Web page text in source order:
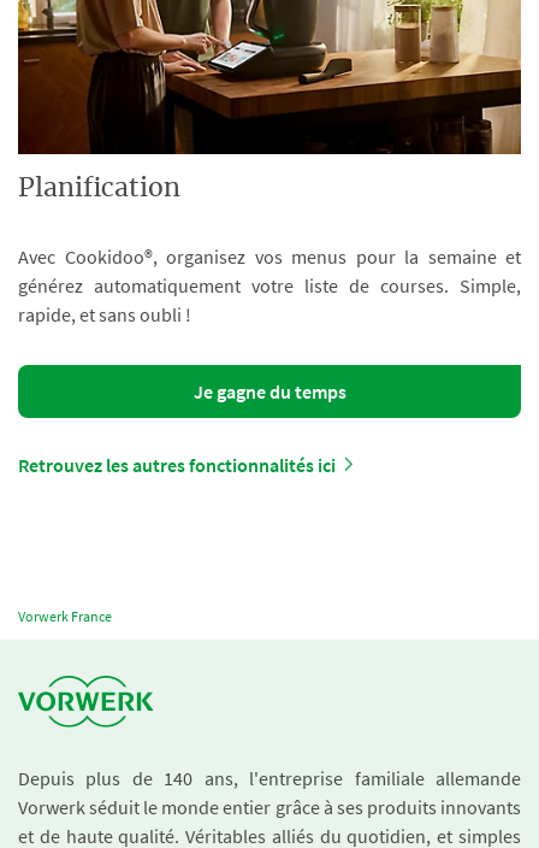
Planification
Avec Cookidoo®, organisez vos menus pour la semaine et
générez automatiquement votre liste de courses. Simple,
rapide, et sans oubli !
Je gagne du temps
Retrouvez les autres fonctionnalités ici
Vorwerk France
Depuis plus de 140 ans, l'entreprise familiale allemande
Vorwerk séduit le monde entier grâce à ses produits innovants
et de haute qualité. Véritables alliés du quotidien, et simples